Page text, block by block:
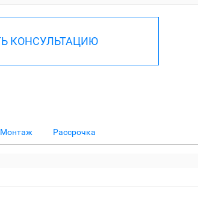
КОНСУЛЬТАЦИЮ
Монтаж Рассрочка